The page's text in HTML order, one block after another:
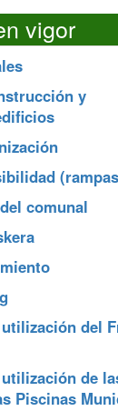
vigor
y
comunal
del
de
Piscinas